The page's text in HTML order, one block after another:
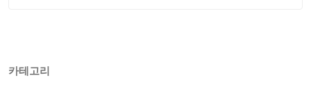
카테고리